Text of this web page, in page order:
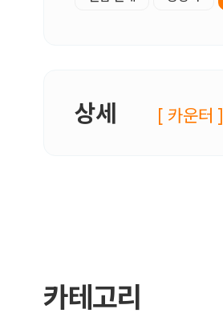
상세 [ 카운터 ]
카테고리